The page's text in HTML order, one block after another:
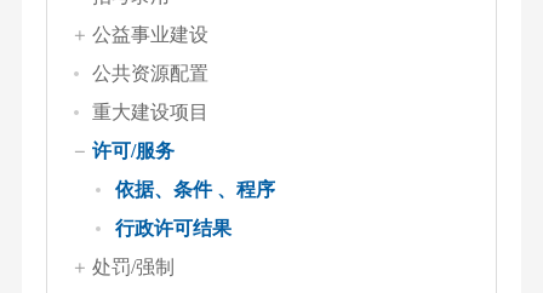
公益事业建设
公共资源配置
重大建设项目
许可/服务
依据、条件 、程序
行政许可结果
处罚/强制